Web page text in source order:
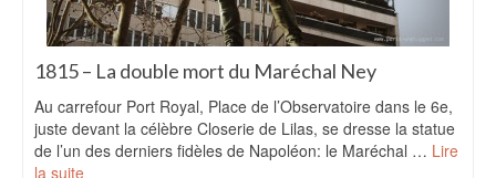
1815 – La double mort du Maréchal Ney
Au carrefour Port Royal, Place de l’Observatoire dans le 6e,
juste devant la célèbre Closerie de Lilas, se dresse la statue
de l’un des derniers fidèles de Napoléon: le Maréchal … Lire
la suite